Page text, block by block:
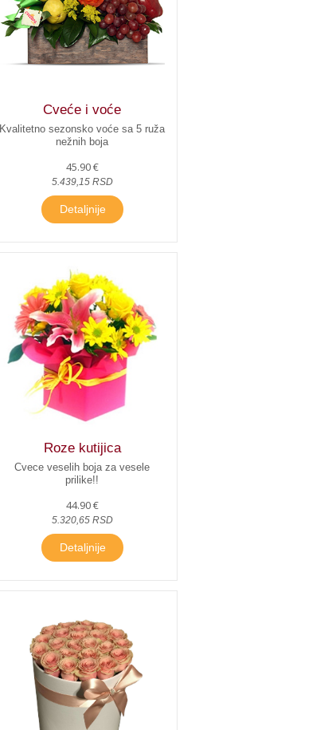
Cveće i voće
Kvalitetno sezonsko voće sa 5 ruža
nežnih boja
45.90 €
5.439,15 RSD
Detaljnije
Roze kutijica
Cvece veselih boja za vesele
prilike!!
44.90 €
5.320,65 RSD
Detaljnije